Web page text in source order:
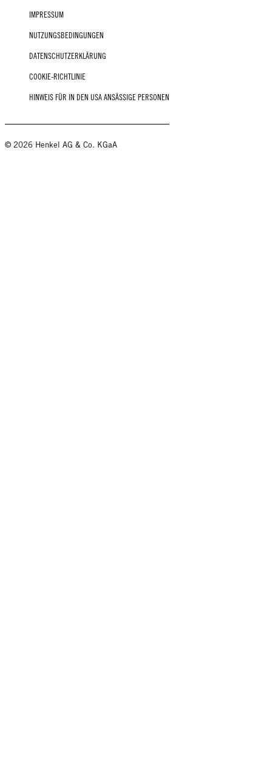
IMPRESSUM
NUTZUNGSBEDINGUNGEN
DATENSCHUTZERKLÄRUNG
COOKIE-RICHTLINIE
HINWEIS FÜR IN DEN USA ANSÄSSIGE PERSONEN
© 2026 Henkel AG & Co. KGaA